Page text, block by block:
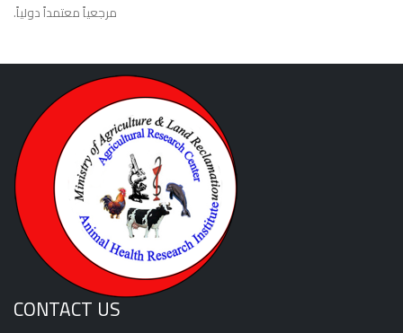
مرجعياً معتمداً دولياً.
CONTACT US